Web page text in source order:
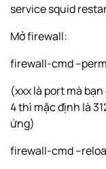
service squid
Mở firewall:
firewall-cmd --
(xxx là port mà
4 thì mặc định là
ứng)
firewall-cmd --